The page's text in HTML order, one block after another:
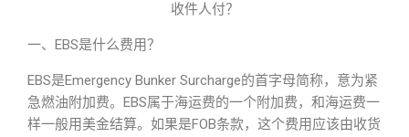
收件人付？
一、EBS是什么费用？
EBS是Emergency Bunker Surcharge的首字母简称，意为紧
急燃油附加费。EBS属于海运费的一个附加费，和海运费一
样一般用美金结算。如果是FOB条款，这个费用应该由收货